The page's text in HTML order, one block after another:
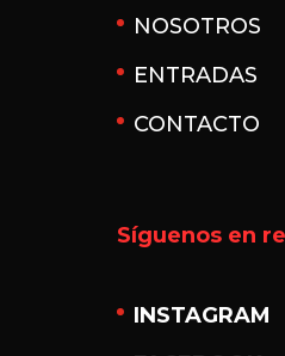
NOSOTROS
ENTRADAS
CONTACTO
Síguenos en
INSTAGRAM